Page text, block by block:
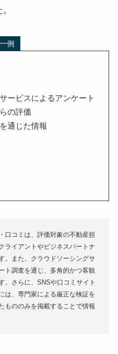
例
ービスによるアンケート
の評価
通じた情報
口コミは、評価対象の不動産担
ライアントやビジネスパートナ
。また、クラウドソーシングサ
ト調査を通じ、多角的かつ客観
。さらに、SNSや口コミサイト
は、専門家による厳正な検証を
もののみを掲載することで情報